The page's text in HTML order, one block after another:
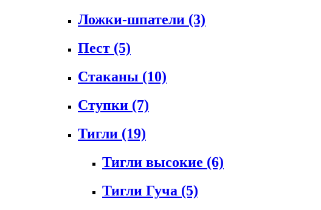
Ложки-шпатели (3)
Пест (5)
Стаканы (10)
Ступки (7)
Тигли (19)
Тигли высокие (6)
Тигли Гуча (5)